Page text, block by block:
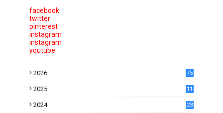
facebook
twitter
pinterest
instagram
instagram
youtube
2026 75
2025
11
2024
23